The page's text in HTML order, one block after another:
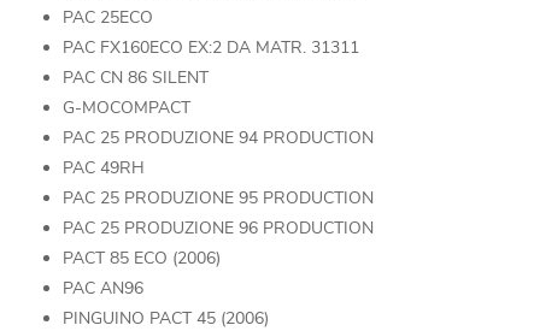
PAC 25ECO
PAC FX160ECO EX:2 DA MATR. 31311
PAC CN 86 SILENT
G-MOCOMPACT
PAC 25 PRODUZIONE 94 PRODUCTION
PAC 49RH
PAC 25 PRODUZIONE 95 PRODUCTION
PAC 25 PRODUZIONE 96 PRODUCTION
PACT 85 ECO (2006)
PAC AN96
PINGUINO PACT 45 (2006)